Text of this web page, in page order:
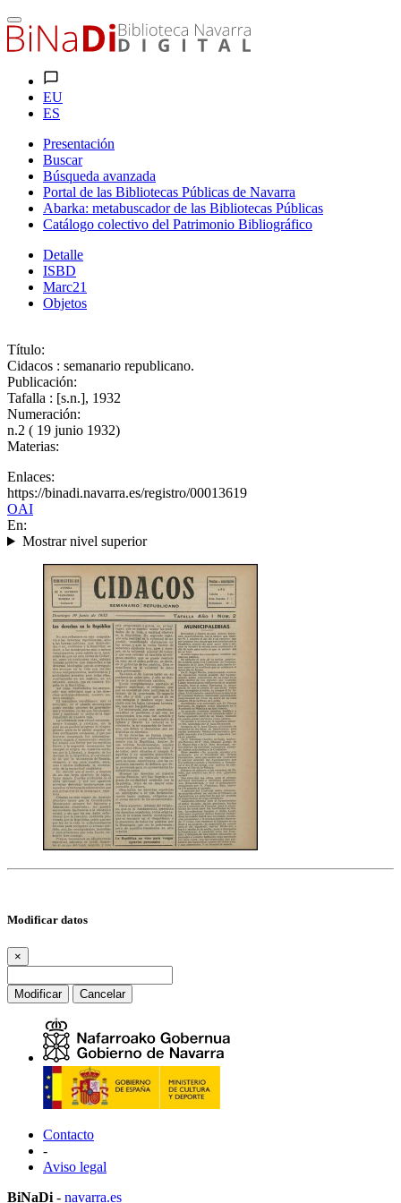
EU
ES
Presentación
Buscar
Búsqueda avanzada
Portal de las Bibliotecas Públicas de Navarra
Abarka: metabuscador de las Bibliotecas Públicas
Catálogo colectivo del Patrimonio Bibliográfico
Detalle
ISBD
Marc21
Objetos
Título:
Cidacos : semanario republicano.
Publicación:
Tafalla : [s.n.], 1932
Numeración:
n.2 ( 19 junio 1932)
Materias:
Enlaces:
https://binadi.navarra.es/registro/00013619
OAI
En:
Mostrar nivel superior
Modificar datos
×
Modificar Cancelar
Contacto
-
Aviso legal
BiNaDi - navarra.es